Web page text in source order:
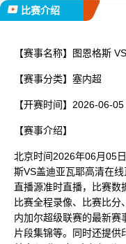
比赛介绍
【赛事名称】 图恩格斯
【赛事分类】 塞内超
【开赛时间】 2026-06-
【赛事介绍】
北京时间2026年06月05
斯VS盖迪亚瓦耶高清在
直播源准时直播，比赛数
比赛全程录像、比赛比
内加尔超级联赛的最新赛
片段集锦等。同时还提